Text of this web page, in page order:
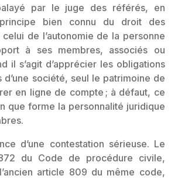
par le juge des référés, en
bien connu du droit des
de l’autonomie de la personne
à ses membres, associés ou
il s’agit d’apprécier les obligations
société, seul le patrimoine de
en ligne de compte ; à défaut, ce
que forme la personnalité juridique
d’une contestation sérieuse. Le
du Code de procédure civile,
article 809 du même code,